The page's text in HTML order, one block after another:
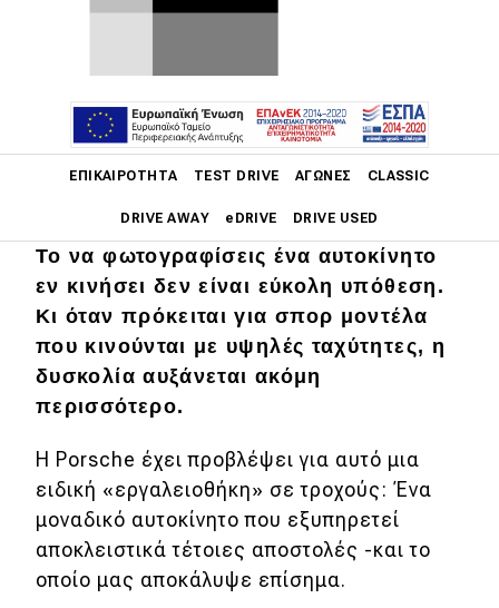
ΕΠΙΚΑΙΡΌΤΗΤΑ TEST DRIVE ΑΓΏΝΕΣ CLASSIC
DRIVE AWAY eDRIVE DRIVE USED
Main navigation
Επικαιρότητα
Νέα μοντέλα
Πρωτότυπα
Κόσμος
Τεχνολογία
Ασφάλεια
Το να φωτογραφίσεις ένα αυτοκίνητο
εν κινήσει δεν είναι εύκολη υπόθεση.
Κι όταν πρόκειται για σπορ μοντέλα
που κινούνται με υψηλές ταχύτητες, η
δυσκολία αυξάνεται ακόμη
περισσότερο.
Η Porsche έχει προβλέψει για αυτό μια
ειδική «εργαλειοθήκη» σε τροχούς: Ένα
μοναδικό αυτοκίνητο που εξυπηρετεί
αποκλειστικά τέτοιες αποστολές -και το
οποίο μας αποκάλυψε επίσημα.